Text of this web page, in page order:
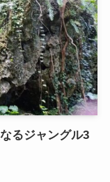
るジャングル3